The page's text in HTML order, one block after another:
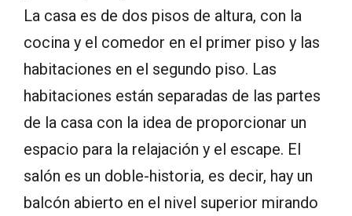
La casa es de dos pisos de altura, con la
cocina y el comedor en el primer piso y las
habitaciones en el segundo piso. Las
habitaciones están separadas de las partes
de la casa con la idea de proporcionar un
espacio para la relajación y el escape. El
salón es un doble-historia, es decir, hay un
balcón abierto en el nivel superior mirando